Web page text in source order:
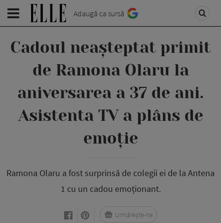
Adaugă ca sursă
Cadoul neașteptat primit
de Ramona Olaru la
aniversarea a 37 de ani.
Asistenta TV a plâns de
emoție
Ramona Olaru a fost surprinsă de colegii ei de la Antena
1 cu un cadou emoționant.
Urmărește-ne